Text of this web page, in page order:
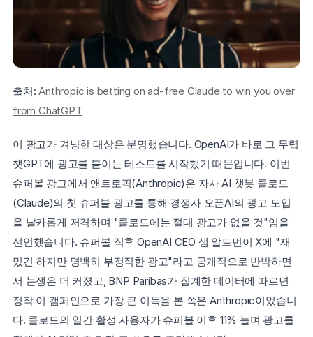
출처: Anthropic is betting on ad-free Claude to win you over
from ChatGPT
이 광고가 겨냥한 대상은 분명했습니다. OpenAI가 바로 그 무렵
챗GPT에 광고를 붙이는 테스트를 시작했기 때문입니다. 이번
슈퍼볼 광고에서 앤트로픽(Anthropic)은 자사 AI 챗봇 클로드
(Claude)의 첫 슈퍼볼 광고를 통해 경쟁사 오픈AI의 광고 도입
을 날카롭게 저격하며 "클로드에는 절대 광고가 없을 것"임을
선언했습니다. 슈퍼볼 직후 OpenAI CEO 샘 알트먼이 X에 "재
밌긴 하지만 명백히 부정직한 광고"라고 공개적으로 반박하면
서 논쟁은 더 커졌고, BNP Paribas가 집계한 데이터에 따르면
정작 이 캠페인으로 가장 큰 이득을 본 쪽은 Anthropic이었습니
다. 클로드의 일간 활성 사용자가 슈퍼볼 이후 11% 늘며 광고를